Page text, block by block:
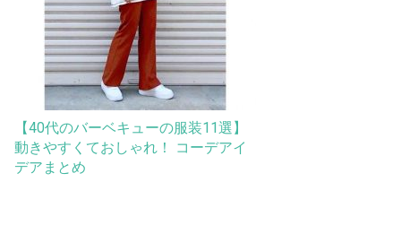
【40代のバーベキューの服装11選】
動きやすくておしゃれ！ コーデアイ
デアまとめ